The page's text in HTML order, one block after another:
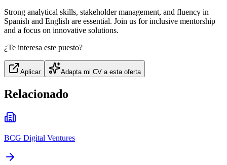
Strong analytical skills, stakeholder management, and fluency in
Spanish and English are essential. Join us for inclusive mentorship
and a focus on innovative solutions.
¿Te interesa este puesto?
Aplicar Adapta mi CV a esta oferta
Relacionado
BCG Digital Ventures